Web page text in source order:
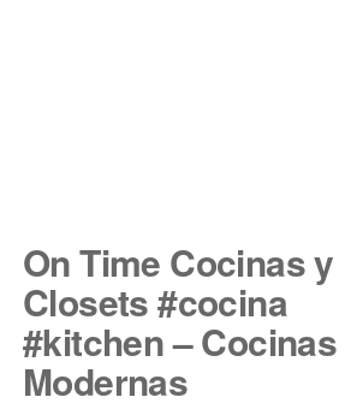
On Time Cocinas y
Closets #cocina
#kitchen – Cocinas
Modernas